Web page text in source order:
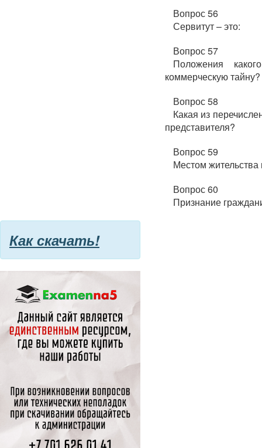
Вопрос 56
Сервитут – это:
Вопрос 57
Положения
коммерческую тайну?
Вопрос 58
Какая из
представителя?
Вопрос 59
Местом жительства
Вопрос 60
Признание
Как скачать!